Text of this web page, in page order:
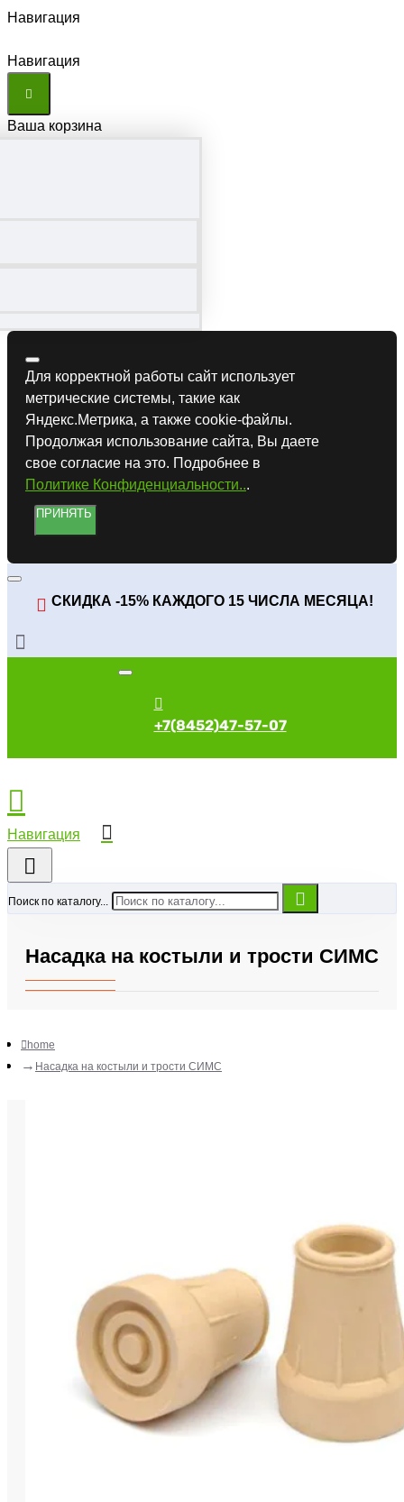
Навигация
Навигация
Ваша корзина
Для корректной работы сайт использует
метрические системы, такие как
Яндекс.Метрика, а также cookie-файлы.
Продолжая использование сайта, Вы даете
свое согласие на это. Подробнее в
Политике Конфиденциальности...
ПРИНЯТЬ
СКИДКА -15% КАЖДОГО 15 ЧИСЛА МЕСЯЦА!
+7(8452)47-57-07
Поиск по каталогу...
Насадка на костыли и трости СИМС
home
Насадка на костыли и трости СИМС